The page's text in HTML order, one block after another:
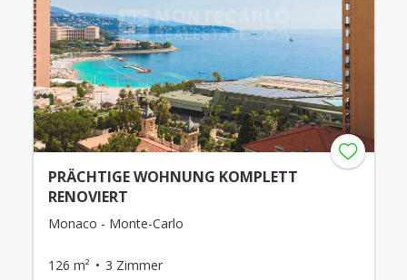
PRÄCHTIGE WOHNUNG KOMPLETT
RENOVIERT
Monaco - Monte-Carlo
126 m² 3 Zimmer